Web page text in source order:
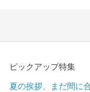
ピックアップ特集
夏の挨拶、まだ間に